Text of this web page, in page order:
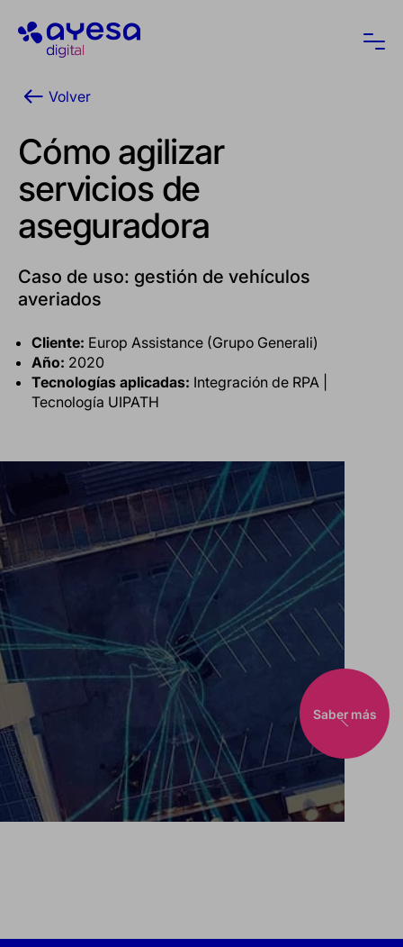
Ayesa
Saber más
Volver
Cómo agilizar
servicios de
aseguradora
Caso de uso: gestión de vehículos
averiados
Cliente: Europ Assistance (Grupo Generali)
Año: 2020
Tecnologías aplicadas: Integración de RPA |
Tecnología UIPATH